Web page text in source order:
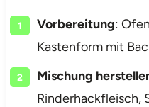
Vorbereitung:
Kastenform mit
Mischung
Rinderhackfleisch,